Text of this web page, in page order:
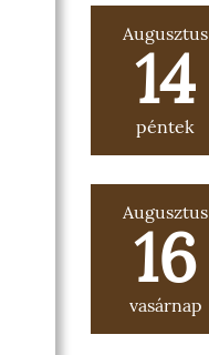
Augusztus
14
péntek
Augusztus
16
vasárnap